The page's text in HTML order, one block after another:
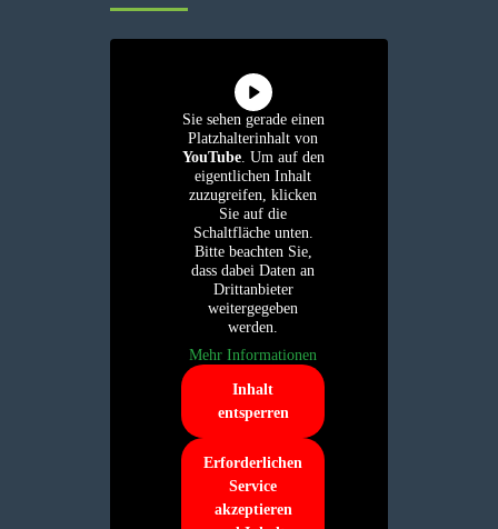
Sie sehen gerade einen
Platzhalterinhalt von
YouTube. Um auf den
eigentlichen Inhalt
zuzugreifen, klicken
Sie auf die
Schaltfläche unten.
Bitte beachten Sie,
dass dabei Daten an
Drittanbieter
weitergegeben
werden.
Mehr Informationen
Inhalt
entsperren
Erforderlichen
Service
akzeptieren